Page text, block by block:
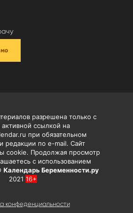
разрешена только с
ссылкой на
при обязательном
редакции по e-mail. Сайт
cookie. Продолжая просмотр
с использованием
Календарь Беременности.ру
2021 16+
конфеденциальности